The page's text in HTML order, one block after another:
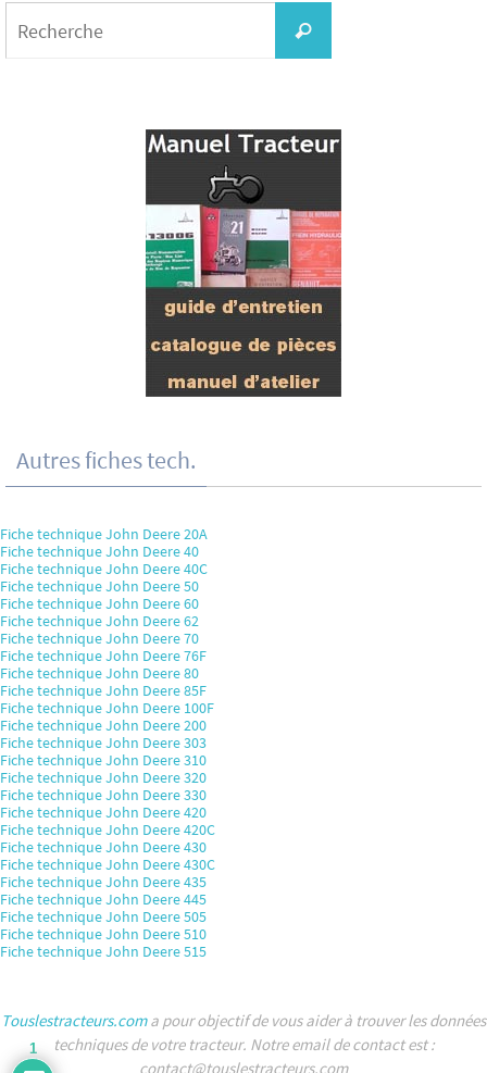
Recherche
Autres fiches tech.
Fiche technique John Deere 20A
Fiche technique John Deere 40
Fiche technique John Deere 40C
Fiche technique John Deere 50
Fiche technique John Deere 60
Fiche technique John Deere 62
Fiche technique John Deere 70
Fiche technique John Deere 76F
Fiche technique John Deere 80
Fiche technique John Deere 85F
Fiche technique John Deere 100F
Fiche technique John Deere 200
Fiche technique John Deere 303
Fiche technique John Deere 310
Fiche technique John Deere 320
Fiche technique John Deere 330
Fiche technique John Deere 420
Fiche technique John Deere 420C
Fiche technique John Deere 430
Fiche technique John Deere 430C
Fiche technique John Deere 435
Fiche technique John Deere 445
Fiche technique John Deere 505
Fiche technique John Deere 510
Fiche technique John Deere 515
Touslestracteurs.coma pour objectif de vous aider à trouver les données
techniques de votre tracteur. Notre email de contact est :
contact@touslestracteurs.com
1